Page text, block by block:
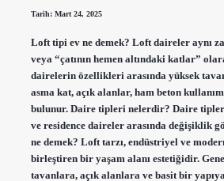
Tarih: Mart 24, 2025
Loft tipi ev ne demek? Loft daireler aynı
veya “çatının hemen altındaki katlar”
dairelerin özellikleri arasında yüksek
asma kat, açık alanlar, ham beton
bulunur. Daire tipleri nelerdir? Daire
ve residence daireler arasında değişiklik
ne demek? Loft tarzı, endüstriyel ve
birleştiren bir yaşam alanı estetiğidir.
tavanlara, açık alanlara ve basit bir